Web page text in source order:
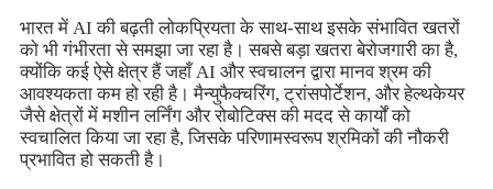
भारत में AI की बढ़ती लोकप्रियता के साथ-साथ इसके संभावित खतरों
को भी गंभीरता से समझा जा रहा है। सबसे बड़ा खतरा बेरोजगारी का है,
क्योंकि कई ऐसे क्षेत्र हैं जहाँ AI और स्वचालन द्वारा मानव श्रम की
आवश्यकता कम हो रही है। मैन्युफैक्चरिंग, ट्रांसपोर्टेशन, और हेल्थकेयर
जैसे क्षेत्रों में मशीन लर्निंग और रोबोटिक्स की मदद से कार्यों को
स्वचालित किया जा रहा है, जिसके परिणामस्वरूप श्रमिकों की नौकरी
प्रभावित हो सकती है।